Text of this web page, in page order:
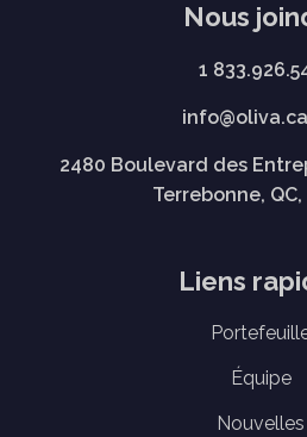
Nous
1
2480 Boulevard des
Terrebonne,
Liens
Équipe
Nouvelles